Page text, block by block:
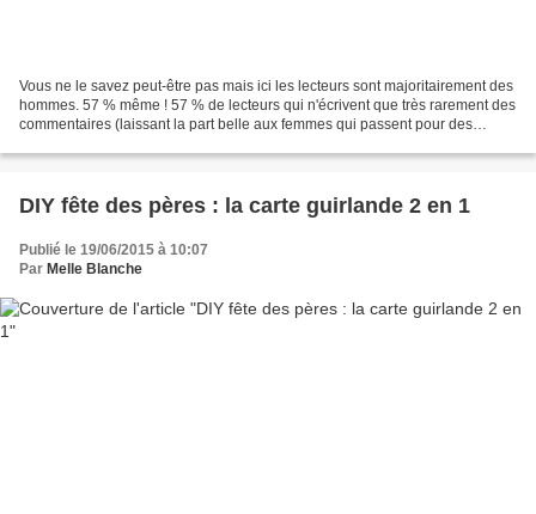
Vous ne le savez peut-être pas mais ici les lecteurs sont majoritairement des
hommes. 57 % même ! 57 % de lecteurs qui n'écrivent que très rarement des
commentaires (laissant la part belle aux femmes qui passent pour des
DIY fête des pères : la carte guirlande 2 en 1
Publié le 19/06/2015 à 10:07
Par Melle Blanche